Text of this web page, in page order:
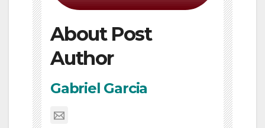
About Post
Author
Gabriel Garcia